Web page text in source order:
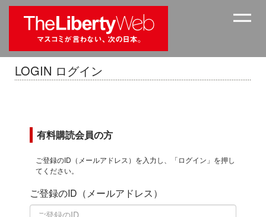
LOGIN ログイン
有料購読会員の方
ご登録のID（メールアドレス）を入力し、「ログイン」を押し
てください。
ご登録のID（メールアドレス）